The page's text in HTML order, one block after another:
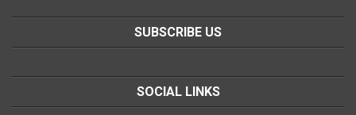
SUBSCRIBE US
SOCIAL LINKS